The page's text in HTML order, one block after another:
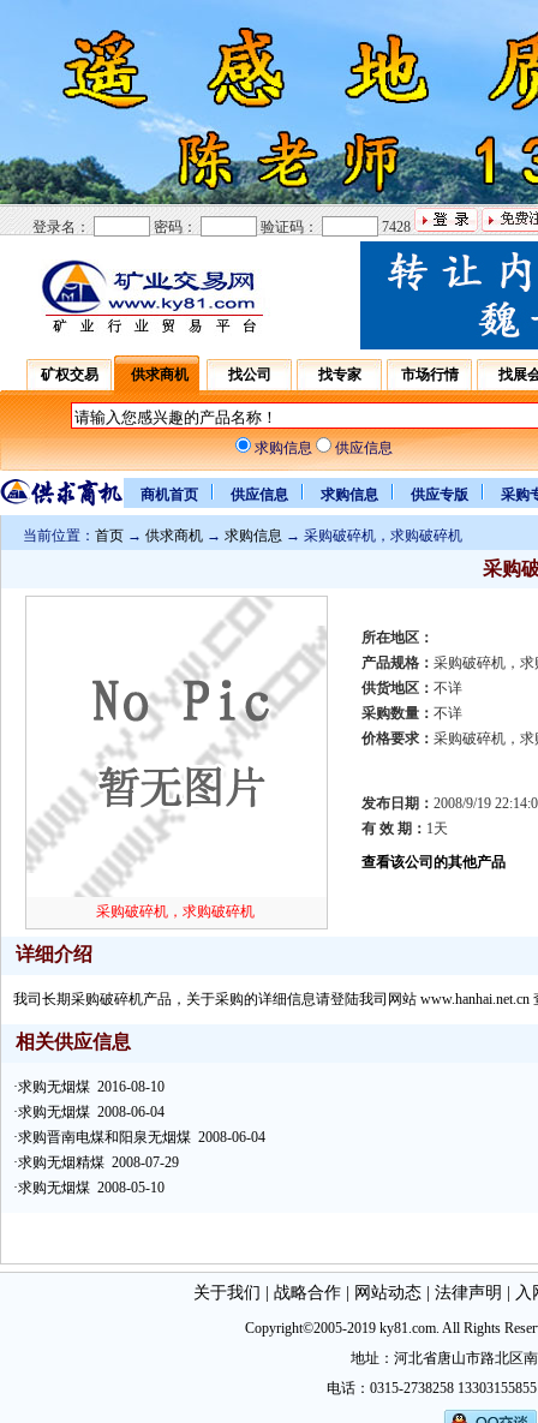
登录名： 密码： 验证码： 7428
矿权交易 供求商机 找公司 找专家 市场行情 找展
求购信息 供应信息
商机首页 供应信息 求购信息 供应专版 采购
当前位置： 首页 → 供求商机 → 求购信息 → 采购破碎机，求购破碎机
采购
采购破碎机，求购破碎机
所在地区：
产品规格： 采购破碎机，
供货地区： 不详
采购数量： 不详
价格要求： 采购破碎机，
发布日期： 2008/9/19
有 效 期： 1天
查看该公司的其他产品
详细介绍
我司长期采购破碎机产品，关于采购的详细信息请登陆我司网站 www.hanhai.net.cn
相关供应信息
·求购无烟煤 2016-08-10
·求购无烟煤 2008-06-04
·求购晋南电煤和阳泉无烟煤 2008-06-04
·求购无烟精煤 2008-07-29
·求购无烟煤 2008-05-10
关于我们 战略合作| 网站动态| 法律声明 入
Copyright©2005-2019 ky81.com. All Rights
地址：河北省唐山市路北区
电话：0315-2738258